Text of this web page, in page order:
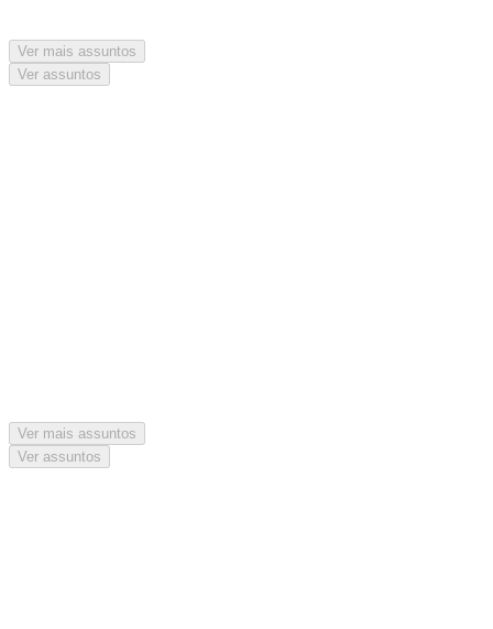
Ver mais assuntos
Ver assuntos
Ver mais assuntos
Ver assuntos